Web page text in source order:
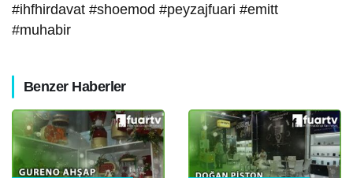
#ihfhirdavat #shoemod #peyzajfuari #emitt
#muhabir
Benzer Haberler